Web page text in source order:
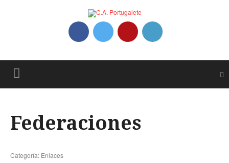
Federaciones
Categoría: Enlaces